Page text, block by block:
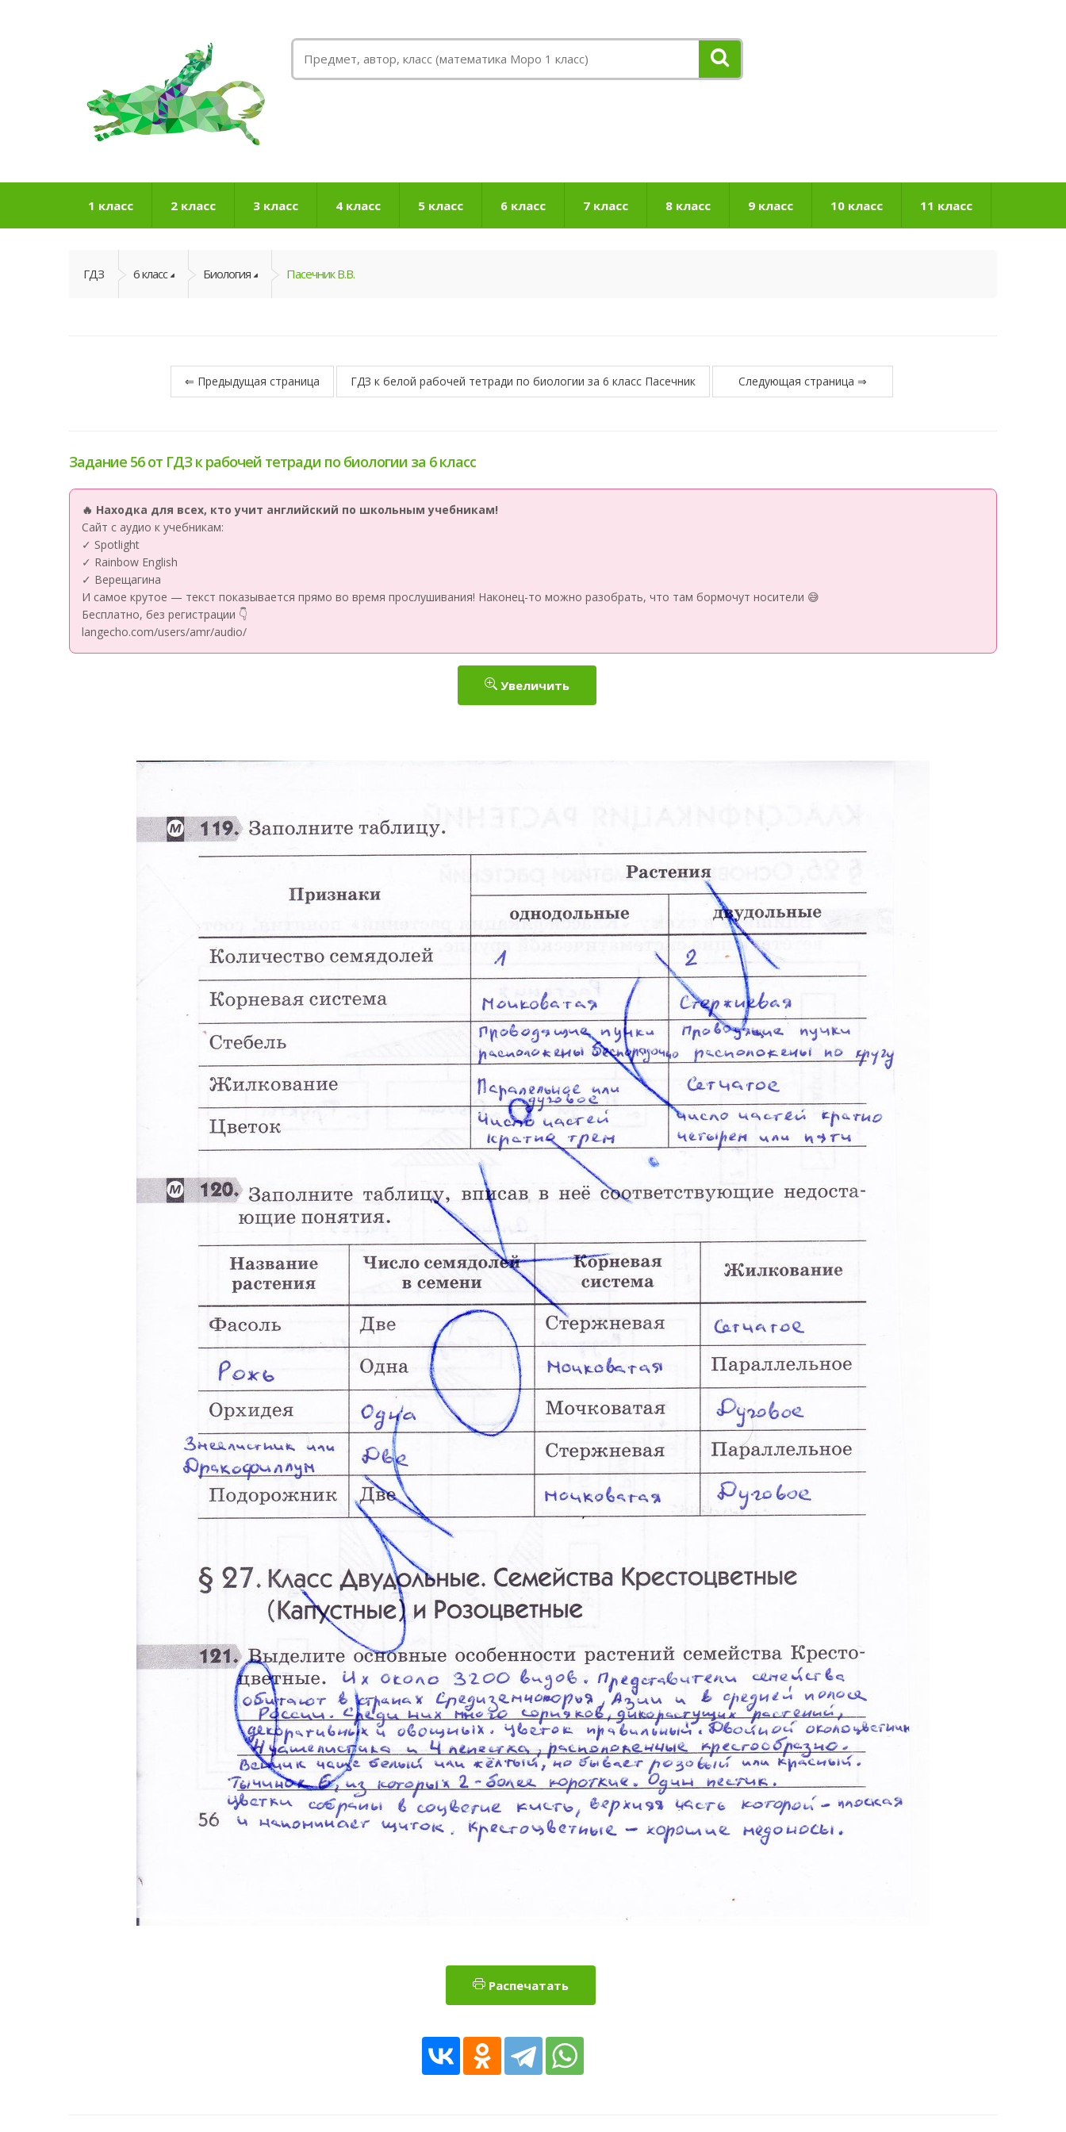
1 класс 2 класс 3 класс 4 класс 5 класс 6 класс 7 класс 8 класс 9 класс 10 класс 11 класс
ГДЗ 6 класс Биология Пасечник В.В.
⇐ Предыдущая страница ГДЗ к белой рабочей тетради по биологии за 6 класс Пасечник Следующая страница ⇒
Задание 56 от ГДЗ к рабочей тетради по биологии за 6 класс
🔥 Находка для всех, кто учит английский по школьным учебникам!
Сайт с аудио к учебникам:
✓ Spotlight
✓ Rainbow English
✓ Верещагина
И самое крутое — текст показывается прямо во время прослушивания! Наконец-то можно разобрать, что там бормочут носители 😅
Бесплатно, без регистрации 👇
langecho.com/users/amr/audio/
Увеличить
Распечатать